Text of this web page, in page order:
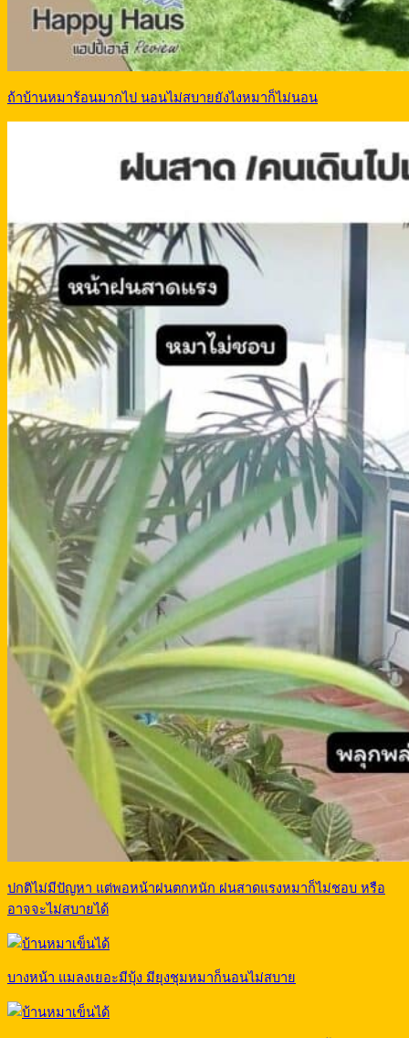
ถ้าบ้านหมาร้อนมากไป นอนไม่สบายยังไงหมาก็ไม่นอน
ปกติไม่มีปัญหา แต่พอหน้าฝนตกหนัก ฝนสาดแรงหมาก็ไม่ชอบ หรือ
อาจจะไม่สบายได้
บางหน้า แมลงเยอะมีบุ้ง มียุงชุมหมาก็นอนไม่สบาย